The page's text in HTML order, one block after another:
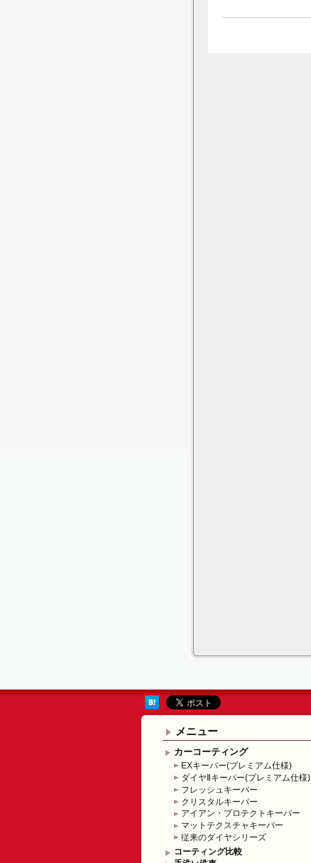
メニュー
カーコーティング
EXキーパー(プレミアム仕様)
ダイヤⅡキーパー(プレミアム仕様)
フレッシュキーパー
クリスタルキーパー
アイアン・プロテクトキーパー
マットテクスチャキーパー
従来のダイヤシリーズ
コーティング比較